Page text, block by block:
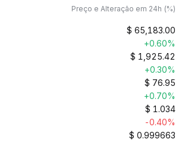
Preço e Alteração em 24h (%)
$ 65,183.00
+0.60%
$ 1,925.42
+0.30%
$ 76.95
+0.70%
$ 1.034
-0.40%
$ 0.999663